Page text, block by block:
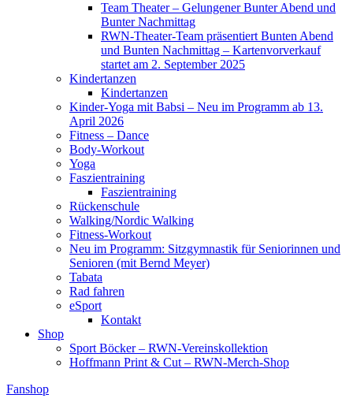
Team Theater – Gelungener Bunter Abend und
Bunter Nachmittag
RWN-Theater-Team präsentiert Bunten Abend
und Bunten Nachmittag – Kartenvorverkauf
startet am 2. September 2025
Kindertanzen
Kindertanzen
Kinder-Yoga mit Babsi – Neu im Programm ab 13.
April 2026
Fitness – Dance
Body-Workout
Yoga
Faszientraining
Faszientraining
Rückenschule
Walking/Nordic Walking
Fitness-Workout
Neu im Programm: Sitzgymnastik für Seniorinnen und
Senioren (mit Bernd Meyer)
Tabata
Rad fahren
eSport
Kontakt
Shop
Sport Böcker – RWN-Vereinskollektion
Hoffmann Print & Cut – RWN-Merch-Shop
Fanshop